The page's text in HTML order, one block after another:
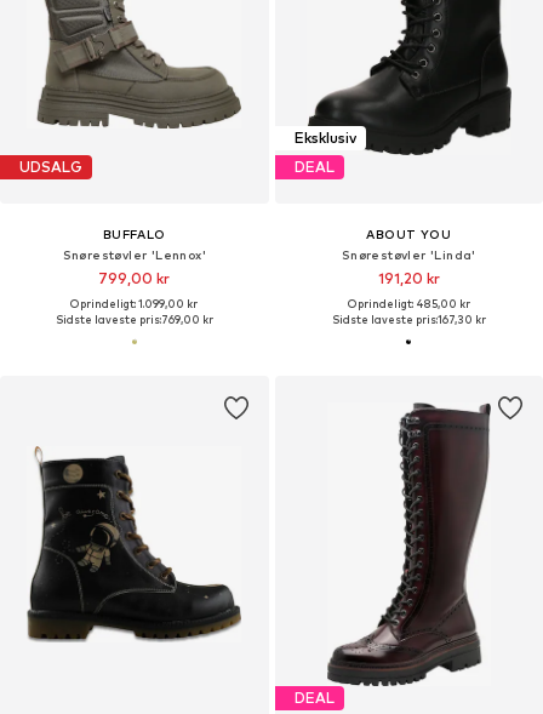
UDSALG
BUFFALO
Snørestøvler 'Lennox'
799,00 kr
Oprindeligt: 1.099,00 kr
Sidste laveste pris:769,00 kr
Eksklusiv
DEAL
ABOUT YOU
Snørestøvler 'Linda'
191,20 kr
Oprindeligt: 485,00 kr
Sidste laveste pris:167,30 kr
DEAL